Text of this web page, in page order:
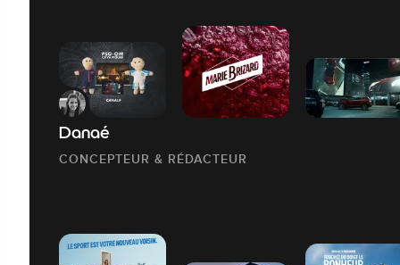
Danaé
CONCEPTEUR & RÉDACTEUR